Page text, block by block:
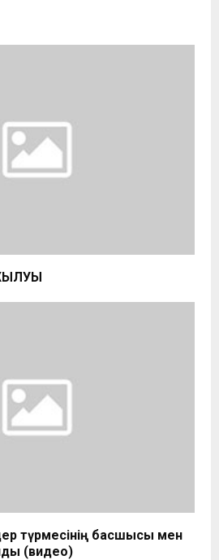
түрмесінің басшысы мен
(видео)